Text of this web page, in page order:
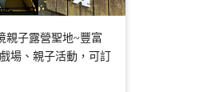
親子露營聖地~豐富
場、親子活動，可訂